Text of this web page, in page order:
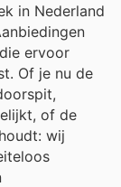
in Nederland
ervoor
Of je nu de
of de
wij